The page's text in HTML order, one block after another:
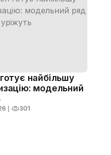
найбільшу
модельний
❘ 301